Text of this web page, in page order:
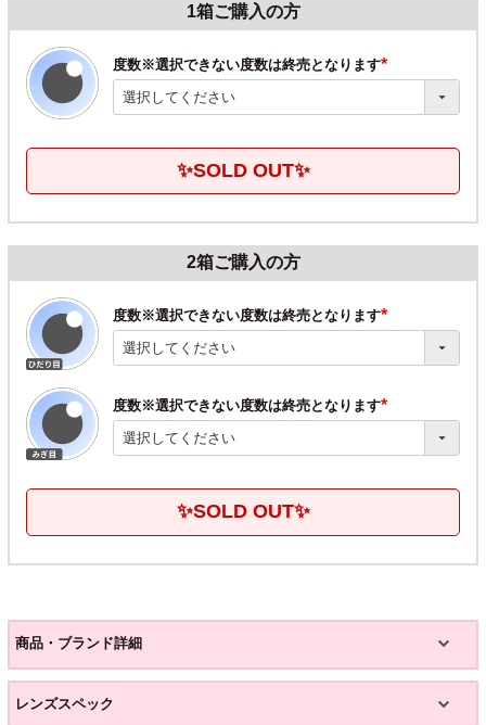
1箱ご購入の方
度数※選択できない度数は終売となります
(必
✨SOLD OUT✨
2箱ご購入の方
度数※選択できない度数は終売となります
(必
度数※選択できない度数は終売となります
(必
✨SOLD OUT✨
商品・ブランド詳細
レンズスペック